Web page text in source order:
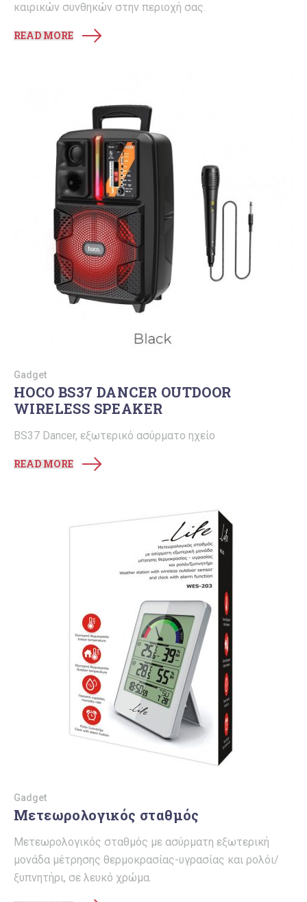
καιρικών συνθηκών στην περιοχή σας.
READ MORE
Gadget
HOCO BS37 DANCER OUTDOOR
WIRELESS SPEAKER
BS37 Dancer, εξωτερικό ασύρματο ηχείο
READ MORE
Gadget
Μετεωρολογικός σταθμός
Μετεωρολογικός σταθμός με ασύρματη εξωτερική
μονάδα μέτρησης θερμοκρασίας-υγρασίας και ρολόι/
ξυπνητήρι, σε λευκό χρώμα.